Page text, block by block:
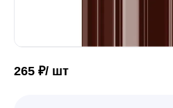
Дача и сад
265 ₽/ шт